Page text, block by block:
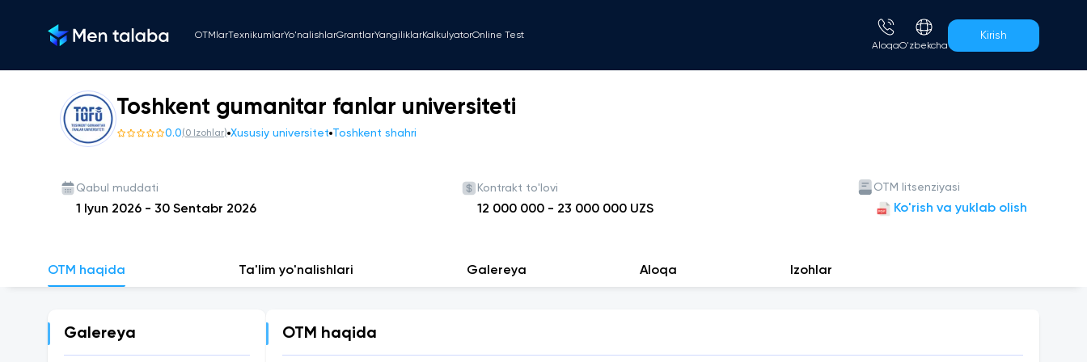
OTMlarTexnikumlarYo'nalishlarGrantlarYangiliklarKalkulyatorOnline Test
AloqaO'zbekcha
Kirish
Toshkent gumanitar fanlar universiteti
0.0(0 Izohlar) Xususiy universitet Toshkent shahri
Qabul muddati
1 Iyun 2026 - 30 Sentabr 2026
Kontrakt to'lovi
12 000 000- 23 000 000UZS
OTM litsenziyasi
Ko'rish va yuklab olish
OTM haqida Ta'lim yo'nalishlari Galereya Aloqa Izohlar
Galereya OTM haqida